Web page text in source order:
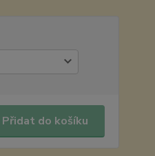
Přidat do košíku